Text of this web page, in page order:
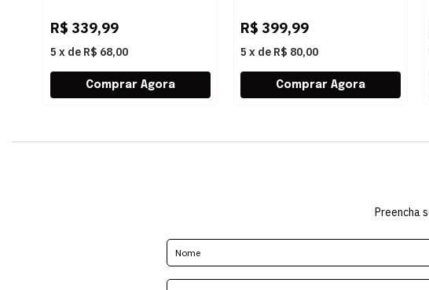
R$ 339,99
5 x de R$ 68,00
R$ 399,99
5 x de R$ 80,00
Preencha